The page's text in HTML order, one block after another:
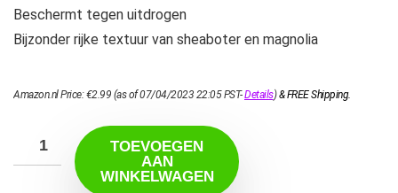
Beschermt tegen uitdrogen
Bijzonder rijke textuur van sheaboter en magnolia
Amazon.nl Price:€2.99 (as of 07/04/2023 22:05 PST-Details)&FREE Shipping.
TOEVOEGEN
AAN
WINKELWAGEN